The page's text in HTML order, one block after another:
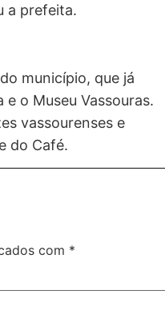
a prefeita.
município, que já
o Museu Vassouras.
vassourenses e
do Café.
com *